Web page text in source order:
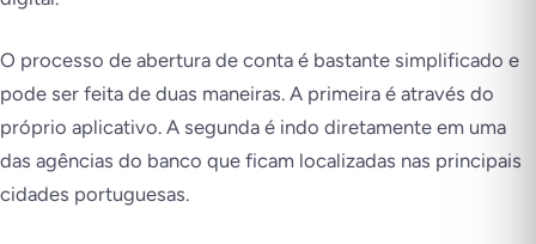
O processo de abertura de conta é bastante simplificado e
pode ser feita de duas maneiras. A primeira é através do
próprio aplicativo. A segunda é indo diretamente em uma
das agências do banco que ficam localizadas nas principais
cidades portuguesas.